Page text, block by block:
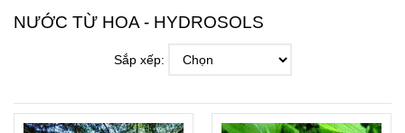
NƯỚC TỪ HOA - HYDROSOLS
Sắp xếp: